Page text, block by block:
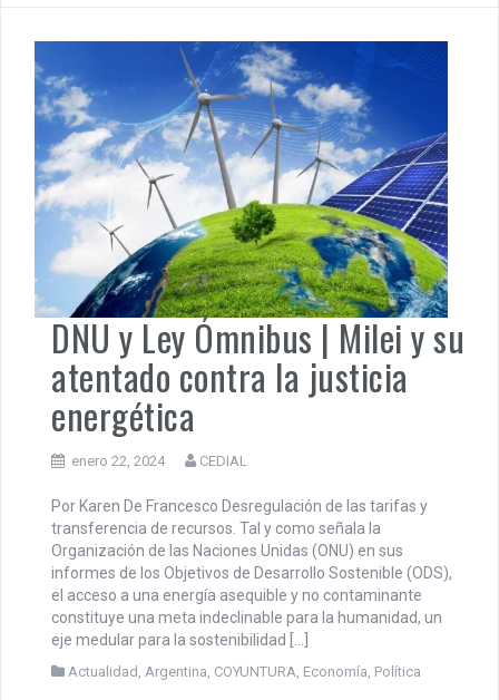
DNU y Ley Ómnibus | Milei y su
atentado contra la justicia
energética
enero 22, 2024 CEDIAL
Por Karen De Francesco Desregulación de las tarifas y
transferencia de recursos. Tal y como señala la
Organización de las Naciones Unidas (ONU) en sus
informes de los Objetivos de Desarrollo Sostenible (ODS),
el acceso a una energía asequible y no contaminante
constituye una meta indeclinable para la humanidad, un
eje medular para la sostenibilidad […]
Actualidad Argentina COYUNTURA Economía Política